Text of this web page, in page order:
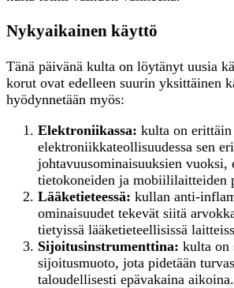
Nykyaikainen käyttö
Tänä päivänä kulta on löytänyt uusia
korut ovat edelleen suurin yksittäinen
hyödynnetään myös:
Elektroniikassa: kulta on
elektroniikkateollisuudessa sen
johtavuusominaisuuksien vuoksi,
tietokoneiden ja mobiililaitteiden
Lääketieteessä: kullan anti-
ominaisuudet tekevät siitä
tietyissä lääketieteellisissä
Sijoitusinstrumenttina: kulta on
sijoitusmuoto, jota pidetään
taloudellisesti epävakaina aikoina.